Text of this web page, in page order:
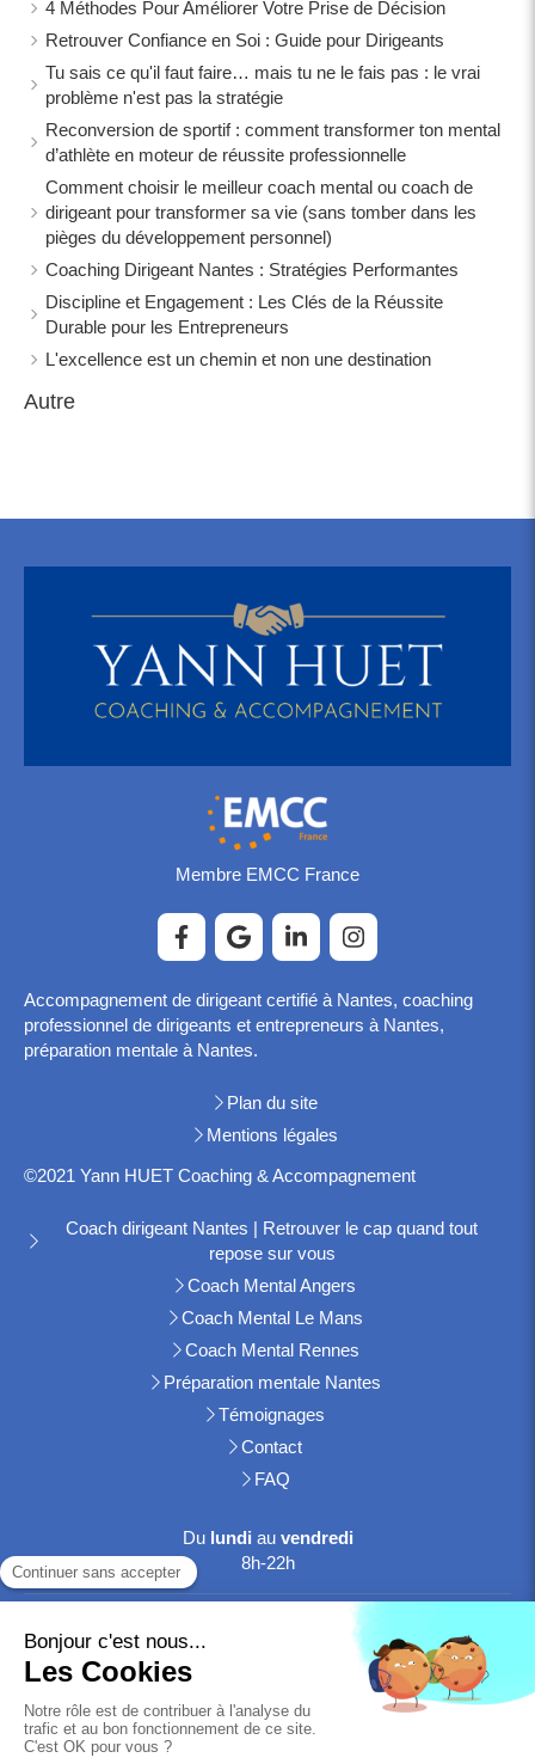
4 Méthodes Pour Améliorer Votre Prise de Décision
Retrouver Confiance en Soi : Guide pour Dirigeants
Tu sais ce qu'il faut faire… mais tu ne le fais pas : le vrai
problème n'est pas la stratégie
Reconversion de sportif : comment transformer ton mental
d’athlète en moteur de réussite professionnelle
Comment choisir le meilleur coach mental ou coach de
dirigeant pour transformer sa vie (sans tomber dans les
pièges du développement personnel)
Coaching Dirigeant Nantes : Stratégies Performantes
Discipline et Engagement : Les Clés de la Réussite
Durable pour les Entrepreneurs
L'excellence est un chemin et non une destination
Autre
Membre EMCC France
Accompagnement de dirigeant certifié à Nantes, coaching
professionnel de dirigeants et entrepreneurs à Nantes,
préparation mentale à Nantes.
Plan du site
Mentions légales
©2021 Yann HUET Coaching & Accompagnement
Coach dirigeant Nantes | Retrouver le cap quand tout
repose sur vous
Coach Mental Angers
Coach Mental Le Mans
Coach Mental Rennes
Préparation mentale Nantes
Témoignages
Contact
FAQ
Du lundi au vendredi
8h-22h
Réserver une séance découverte offerte